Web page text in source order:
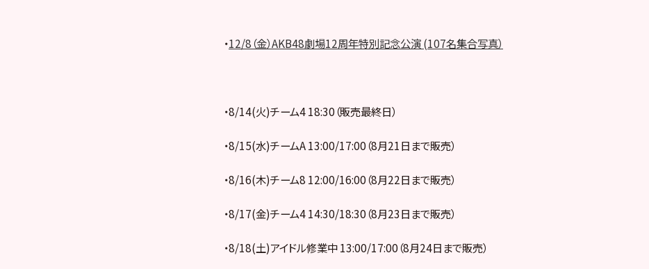
・12/8（金）AKB48劇場12周年特別記念公演 (107名集合写真）
・8/14(火)チーム4 18:30（販売最終日）
・8/15(水)チームA 13:00/17:00（8月21日まで販売）
・8/16(木)チーム8 12:00/16:00（8月22日まで販売）
・8/17(金)チーム4 14:30/18:30（8月23日まで販売）
・8/18(土)アイドル修業中 13:00/17:00（8月24日まで販売）